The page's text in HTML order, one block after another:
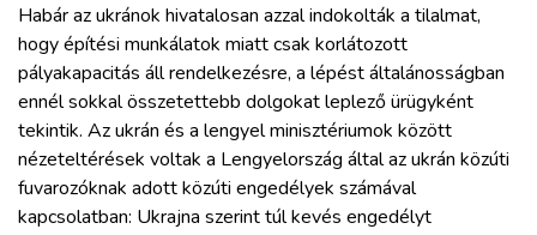
Habár az ukránok hivatalosan azzal indokolták a tilalmat,
hogy építési munkálatok miatt csak korlátozott
pályakapacitás áll rendelkezésre, a lépést általánosságban
ennél sokkal összetettebb dolgokat leplező ürügyként
tekintik. Az ukrán és a lengyel minisztériumok között
nézeteltérések voltak a Lengyelország által az ukrán közúti
fuvarozóknak adott közúti engedélyek számával
kapcsolatban: Ukrajna szerint túl kevés engedélyt